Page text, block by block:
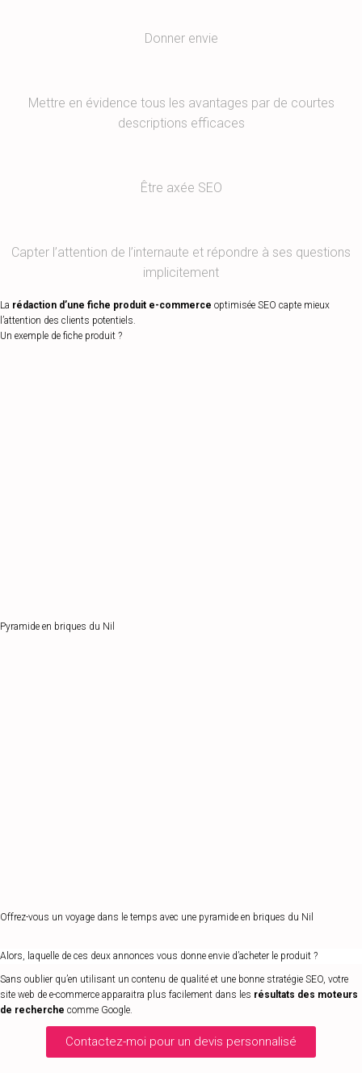
Donner envie
Mettre en évidence tous les avantages par de courtes
descriptions efficaces
Être axée SEO
Capter l’attention de l’internaute et répondre à ses questions
implicitement
La rédaction d’une fiche produit e-commerce optimisée SEO capte mieux
l’attention des clients potentiels.
Un exemple de fiche produit ?
Pyramide en briques du Nil
Offrez-vous un voyage dans le temps avec une pyramide en briques du Nil
Alors, laquelle de ces deux annonces vous donne envie d’acheter le produit ?
Sans oublier qu’en utilisant un contenu de qualité et une bonne stratégie SEO, votre
site web de e-commerce apparaitra plus facilement dans les résultats des moteurs
de recherche comme Google.
Contactez-moi pour un devis personnalisé